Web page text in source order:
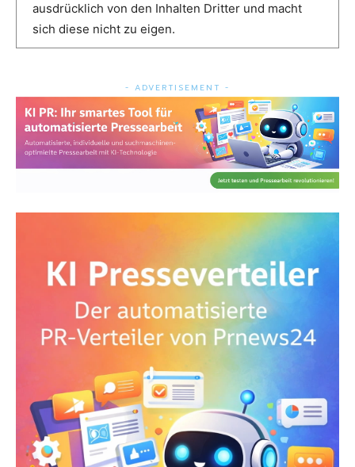
ausdrücklich von den Inhalten Dritter und macht
sich diese nicht zu eigen.
- ADVERTISEMENT -